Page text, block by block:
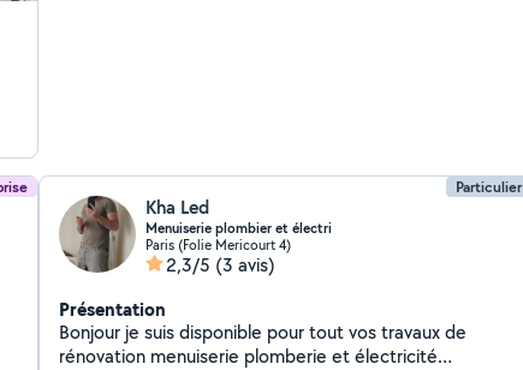
Particulier
Kha Led
Menuiserie plombier et électri
Paris (Folie Mericourt 4)
2,3/5 (3 avis)
Présentation
Bonjour je suis disponible pour tout vos travaux de
rénovation menuiserie plomberie et électricité